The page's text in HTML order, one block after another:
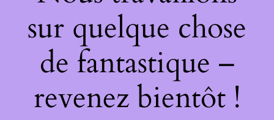
sur quelque chose
de fantastique –
revenez bientôt !